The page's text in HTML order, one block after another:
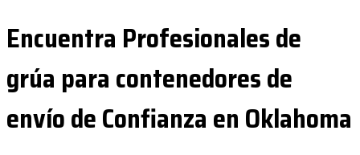
Encuentra Profesionales de
grúa para contenedores de
envío de Confianza en Oklahoma